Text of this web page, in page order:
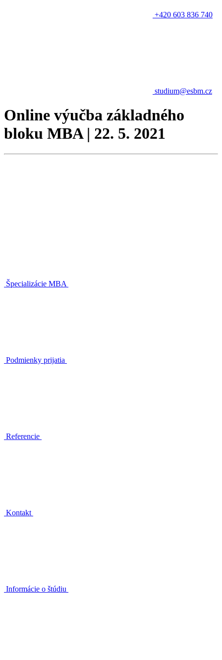
+420 603 836 740
studium@esbm.cz
Online výučba základného
bloku MBA | 22. 5. 2021
Špecializácie MBA
Podmienky prijatia
Referencie
Kontakt
Informácie o štúdiu